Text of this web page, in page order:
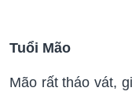
Tuổi Mão
Mão rất tháo vát,